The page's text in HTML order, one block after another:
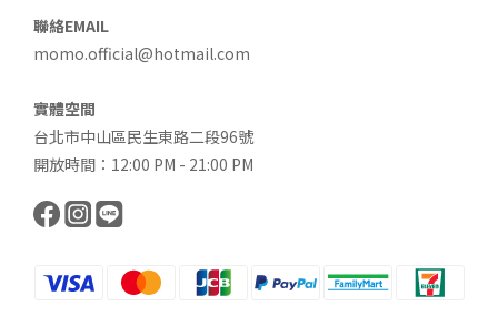
聯絡EMAIL
momo.official@hotmail.com
實體空間
台北市中山區民生東路二段96號
開放時間：12:00 PM - 21:00 PM